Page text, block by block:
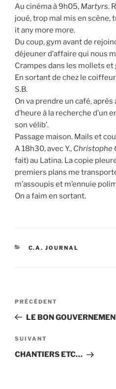
Au cinéma à 9h05, Martyrs.
joué, trop mal mis en scène,
it any more more.
Du coup, gym avant de
déjeuner d’affaire qui nous
Crampes dans les mollets
En sortant de chez le
S.B.
On va prendre un café,
d’heure à la recherche d’un
son vélib’.
Passage maison. Mails et
A 18h30, avec Y., Christophe
fait) au Latina. La copie
premiers plans me
m’assoupis et m’ennuie
On a faim en sortant.
CATÉGORIES
C.A. JOURNAL
Navigation
l’article
Article
précédent
PRÉCÉDENT
LE BON
Article
suivant
SUIVANT
CHANTIERS ETC…